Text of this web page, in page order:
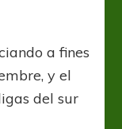
a fines
y el
del sur